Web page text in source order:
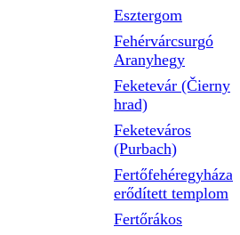
Esztergom
Fehérvárcsurgó
Aranyhegy
Feketevár (Čierny
hrad)
Feketeváros
(Purbach)
Fertőfehéregyháza
erődített templom
Fertőrákos